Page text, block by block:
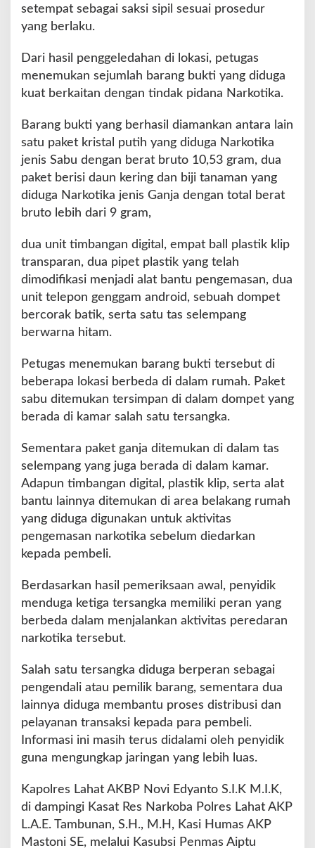
setempat sebagai saksi sipil sesuai prosedur
yang berlaku.
Dari hasil penggeledahan di lokasi, petugas
menemukan sejumlah barang bukti yang diduga
kuat berkaitan dengan tindak pidana Narkotika.
Barang bukti yang berhasil diamankan antara lain
satu paket kristal putih yang diduga Narkotika
jenis Sabu dengan berat bruto 10,53 gram, dua
paket berisi daun kering dan biji tanaman yang
diduga Narkotika jenis Ganja dengan total berat
bruto lebih dari 9 gram,
dua unit timbangan digital, empat ball plastik klip
transparan, dua pipet plastik yang telah
dimodifikasi menjadi alat bantu pengemasan, dua
unit telepon genggam android, sebuah dompet
bercorak batik, serta satu tas selempang
berwarna hitam.
Petugas menemukan barang bukti tersebut di
beberapa lokasi berbeda di dalam rumah. Paket
sabu ditemukan tersimpan di dalam dompet yang
berada di kamar salah satu tersangka.
Sementara paket ganja ditemukan di dalam tas
selempang yang juga berada di dalam kamar.
Adapun timbangan digital, plastik klip, serta alat
bantu lainnya ditemukan di area belakang rumah
yang diduga digunakan untuk aktivitas
pengemasan narkotika sebelum diedarkan
kepada pembeli.
Berdasarkan hasil pemeriksaan awal, penyidik
menduga ketiga tersangka memiliki peran yang
berbeda dalam menjalankan aktivitas peredaran
narkotika tersebut.
Salah satu tersangka diduga berperan sebagai
pengendali atau pemilik barang, sementara dua
lainnya diduga membantu proses distribusi dan
pelayanan transaksi kepada para pembeli.
Informasi ini masih terus didalami oleh penyidik
guna mengungkap jaringan yang lebih luas.
Kapolres Lahat AKBP Novi Edyanto S.I.K M.I.K,
di dampingi Kasat Res Narkoba Polres Lahat AKP
L.A.E. Tambunan, S.H., M.H, Kasi Humas AKP
Mastoni SE, melalui Kasubsi Penmas Aiptu